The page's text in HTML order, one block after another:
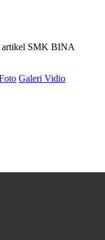
artikel SMK BINA
Galeri Vidio